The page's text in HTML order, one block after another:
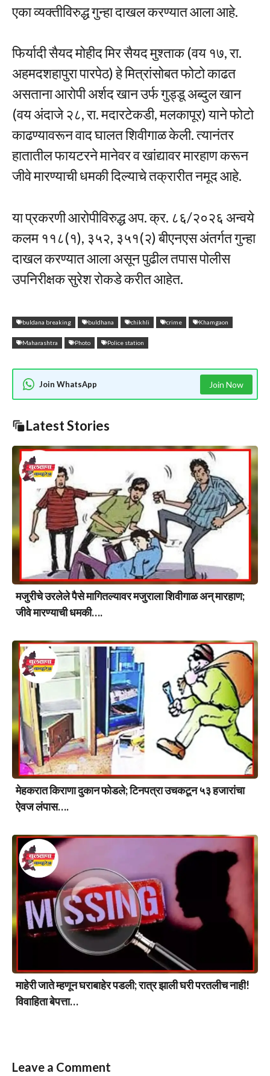
एका व्यक्तीविरुद्ध गुन्हा दाखल करण्यात आला आहे.
फिर्यादी सैयद मोहीद मिर सैयद मुश्ताक (वय १७, रा.
अहमदशहापुरा पारपेठ) हे मित्रांसोबत फोटो काढत
असताना आरोपी अर्शद खान उर्फ गुड्डू अब्दुल खान
(वय अंदाजे २८, रा. मदारटेकडी, मलकापूर) याने फोटो
काढण्यावरून वाद घालत शिवीगाळ केली. त्यानंतर
हातातील फायटरने मानेवर व खांद्यावर मारहाण करून
जीवे मारण्याची धमकी दिल्याचे तक्रारीत नमूद आहे.
या प्रकरणी आरोपीविरुद्ध अप. क्र. ८६/२०२६ अन्वये
कलम ११८(१), ३५२, ३५१(२) बीएनएस अंतर्गत गुन्हा
दाखल करण्यात आला असून पुढील तपास पोलीस
उपनिरीक्षक सुरेश रोकडे करीत आहेत.
buldana breaking buldhana chikhli crime Khamgaon
Maharashtra Photo Police station
Join WhatsApp Join Now
Latest Stories
मजुरीचे उरलेले पैसे मागितल्यावर मजुराला शिवीगाळ अन् मारहाण;
जीवे मारण्याची धमकी….
मेहकरात किराणा दुकान फोडले; टिनपत्रा उचकटून ५३ हजारांचा
ऐवज लंपास….
माहेरी जाते म्हणून घराबाहेर पडली; रात्र झाली घरी परतलीच नाही!
विवाहिता बेपत्ता…
Leave a Comment